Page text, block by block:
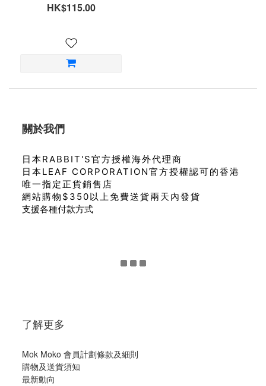
HK$115.00
關於我們
日本RABBIT'S官方授權海外代理商
日本LEAF CORPORATION官方授權認可的香港
唯一指定正貨銷售店
網站購物$350以上免費送貨兩天內發貨
支援各種付款方式
了解更多
Mok Moko 會員計劃條款及細則
購物及送貨須知
最新動向